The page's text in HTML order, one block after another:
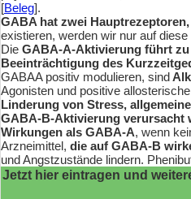
[Beleg].
GABA hat zwei
existieren, werden wir nur auf
Die GABA-A-Aktivierung führt
Beeinträchtigung des
GABAA positiv modulieren, sind
Agonisten und positive
Linderung von Stress,
GABA-B-Aktivierung verursacht
Wirkungen als GABA-A, wenn
Arzneimittel, die auf GABA-B
und Angstzustände lindern.
Jetzt hier eintragen und